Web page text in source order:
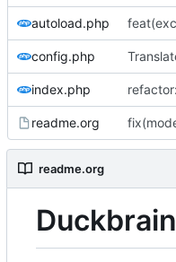
autoload.php
config.php
index.php
readme.org
readme.org
Duckbrain